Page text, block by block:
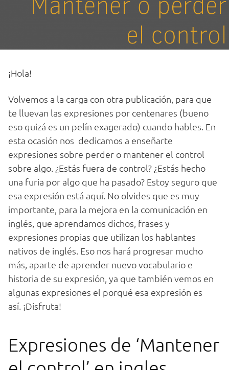
¡Hola!
Volvemos a la carga con otra publicación, para que
te lluevan las expresiones por centenares (bueno
eso quizá es un pelín exagerado) cuando hables. En
esta ocasión nos dedicamos a enseñarte
expresiones sobre perder o mantener el control
sobre algo. ¿Estás fuera de control? ¿Estás hecho
una furia por algo que ha pasado? Estoy seguro que
esa expresión está aquí. No olvides que es muy
importante, para la mejora en la comunicación en
inglés, que aprendamos dichos, frases y
expresiones propias que utilizan los hablantes
nativos de inglés. Eso nos hará progresar mucho
más, aparte de aprender nuevo vocabulario e
historia de su expresión, ya que también vemos en
algunas expresiones el porqué esa expresión es
así. ¡Disfruta!
Expresiones de ‘Mantener